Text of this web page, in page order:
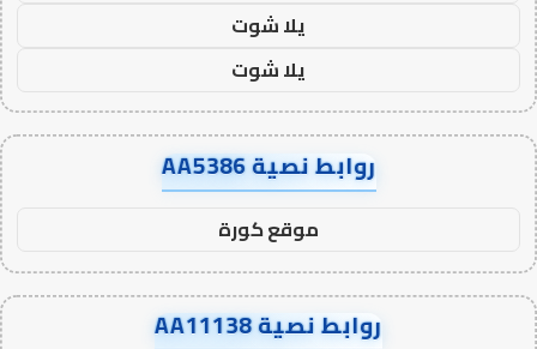
يلا شوت
يلا شوت
روابط نصية AA5386
موقع كورة
روابط نصية AA11138